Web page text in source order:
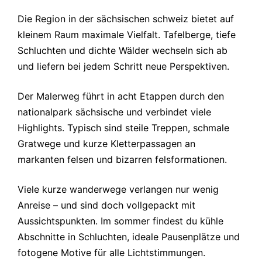
Die Region in der sächsischen schweiz bietet auf
kleinem Raum maximale Vielfalt. Tafelberge, tiefe
Schluchten und dichte Wälder wechseln sich ab
und liefern bei jedem Schritt neue Perspektiven.
Der Malerweg führt in acht Etappen durch den
nationalpark sächsische und verbindet viele
Highlights. Typisch sind steile Treppen, schmale
Gratwege und kurze Kletterpassagen an
markanten felsen und bizarren felsformationen.
Viele kurze wanderwege verlangen nur wenig
Anreise – und sind doch vollgepackt mit
Aussichtspunkten. Im sommer findest du kühle
Abschnitte in Schluchten, ideale Pausenplätze und
fotogene Motive für alle Lichtstimmungen.